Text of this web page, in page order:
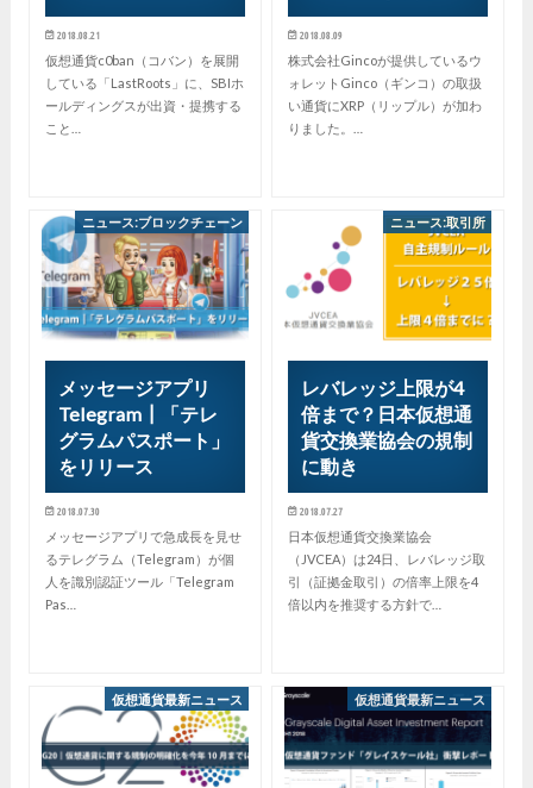
2018.08.21
仮想通貨c0ban（コバン）を展開
している「LastRoots」に、SBIホ
ールディングスが出資・提携する
こと…
2018.08.09
株式会社Gincoが提供しているウ
ォレットGinco（ギンコ）の取扱
い通貨にXRP（リップル）が加わ
りました。…
ニュース:ブロックチェーン
メッセージアプリ
Telegram┃「テレ
グラムパスポート」
をリリース
2018.07.30
メッセージアプリで急成長を見せ
るテレグラム（Telegram）が個
人を識別認証ツール「Telegram
Pas…
ニュース:取引所
レバレッジ上限が4
倍まで？日本仮想通
貨交換業協会の規制
に動き
2018.07.27
日本仮想通貨交換業協会
（JVCEA）は24日、レバレッジ取
引（証拠金取引）の倍率上限を4
倍以内を推奨する方針で…
仮想通貨最新ニュース 仮想通貨最新ニュース